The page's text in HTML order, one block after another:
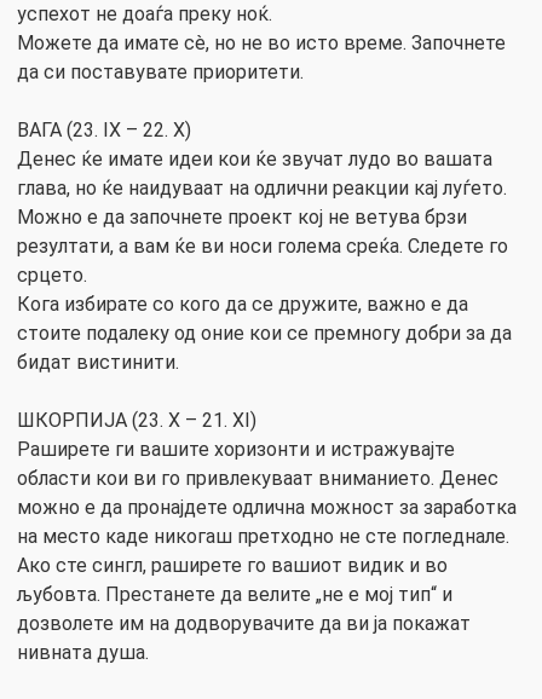
успехот не доаѓа преку ноќ.
Можете да имате сè, но не во исто време. Започнете
да си поставувате приоритети.
ВАГА (23. IX – 22. X)
Денес ќе имате идеи кои ќе звучат лудо во вашата
глава, но ќе наидуваат на одлични реакции кај луѓето.
Можно е да започнете проект кој не ветува брзи
резултати, а вам ќе ви носи голема среќа. Следете го
срцето.
Кога избирате со кого да се дружите, важно е да
стоите подалеку од оние кои се премногу добри за да
бидат вистинити.
ШКОРПИЈА (23. X – 21. XI)
Раширете ги вашите хоризонти и истражувајте
области кои ви го привлекуваат вниманието. Денес
можно е да пронајдете одлична можност за заработка
на место каде никогаш претходно не сте погледнале.
Ако сте сингл, раширете го вашиот видик и во
љубовта. Престанете да велите „не е мој тип“ и
дозволете им на додворувачите да ви ја покажат
нивната душа.